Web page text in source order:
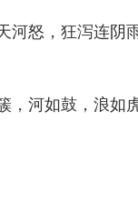
河怒，狂泻连阴
，河如鼓，浪如